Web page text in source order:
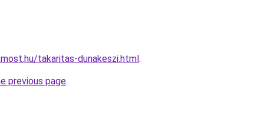
takaritas-dunakeszi.html.
previous page.